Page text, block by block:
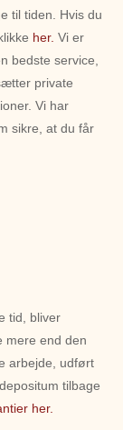
til tiden. Hvis du
her. Vi er
bedste service,
private
Vi har
sikre, at du får
tid, bliver
mere end den
arbejde, udført
tilbage
her.